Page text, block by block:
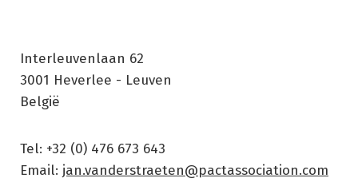
Interleuvenlaan 62
3001 Heverlee - Leuven
België
Tel: +32 (0) 476 673 643
Email: jan.vanderstraeten@pactassociation.com